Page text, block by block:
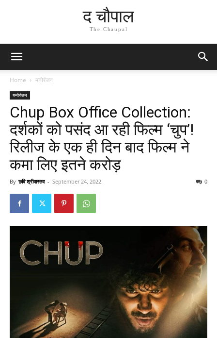
द चौपाल
The Chaupal
Home मनोरंजन
मनोरंजन
Chup Box Office Collection:
दर्शकों को पसंद आ रही फिल्म ‘चुप’!
रिलीज के एक ही दिन बाद फिल्म ने
कमा लिए इतने करोड़
By छवि श्रीवास्तव - September 24, 2022 0